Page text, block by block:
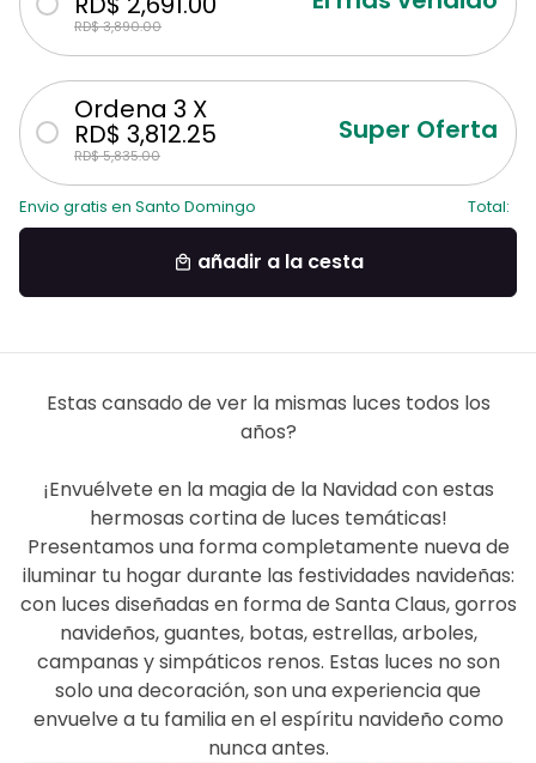
RD$ 3,890.00
Ordena 3 X
RD$ 3,812.25
RD$ 5,835.00
Super Oferta
Envio gratis en Santo Domingo Total:
local_mall añadir a la cesta
Estas cansado de ver la mismas luces todos los
años?
¡Envuélvete en la magia de la Navidadcon estas
hermosas cortina de luces temáticas!
Presentamos una forma completamente nueva de
iluminar tu hogar durante las festividades navideñas:
con luces diseñadas en forma de Santa Claus, gorros
navideños, guantes, botas, estrellas, arboles,
campanas y simpáticos renos. Estas luces no son
solo una decoración, son una experiencia que
envuelve a tu familia en el espíritu navideño como
nunca antes.